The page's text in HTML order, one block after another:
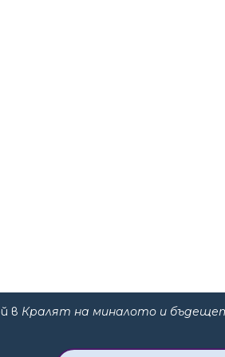
в Кралят на миналото и